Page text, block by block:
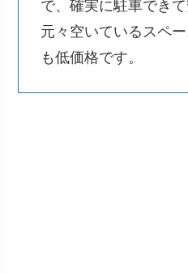
で、確実に駐車できて
元々空いているスペ
も低価格です。